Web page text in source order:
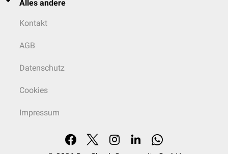
Alles andere
Kontakt
AGB
Datenschutz
Cookies
Impressum